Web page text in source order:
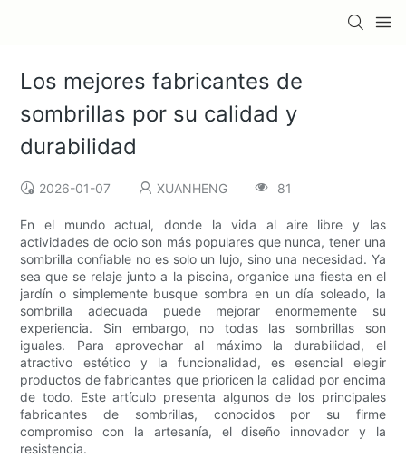
Los mejores fabricantes de
sombrillas por su calidad y
durabilidad
2026-01-07 XUANHENG 81
En el mundo actual, donde la vida al aire libre y las
actividades de ocio son más populares que nunca, tener una
sombrilla confiable no es solo un lujo, sino una necesidad. Ya
sea que se relaje junto a la piscina, organice una fiesta en el
jardín o simplemente busque sombra en un día soleado, la
sombrilla adecuada puede mejorar enormemente su
experiencia. Sin embargo, no todas las sombrillas son
iguales. Para aprovechar al máximo la durabilidad, el
atractivo estético y la funcionalidad, es esencial elegir
productos de fabricantes que prioricen la calidad por encima
de todo. Este artículo presenta algunos de los principales
fabricantes de sombrillas, conocidos por su firme
compromiso con la artesanía, el diseño innovador y la
resistencia.